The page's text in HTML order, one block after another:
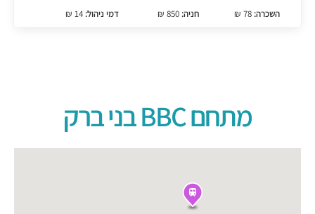
השכרה:
חניה: 850 ₪ דמי ניהול:
מתחם BBC בני ברק